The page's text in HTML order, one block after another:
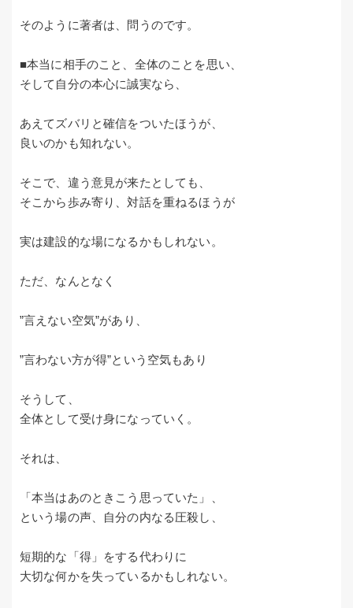
そのように著者は、問うのです。
■本当に相手のこと、全体のことを思い、
そして自分の本心に誠実なら、
あえてズバリと確信をついたほうが、
良いのかも知れない。
そこで、違う意見が来たとしても、
そこから歩み寄り、対話を重ねるほうが
実は建設的な場になるかもしれない。
ただ、なんとなく
”言えない空気”があり、
”言わない方が得”という空気もあり
そうして、
全体として受け身になっていく。
それは、
「本当はあのときこう思っていた」、
という場の声、自分の内なる圧殺し、
短期的な「得」をする代わりに
大切な何かを失っているかもしれない。